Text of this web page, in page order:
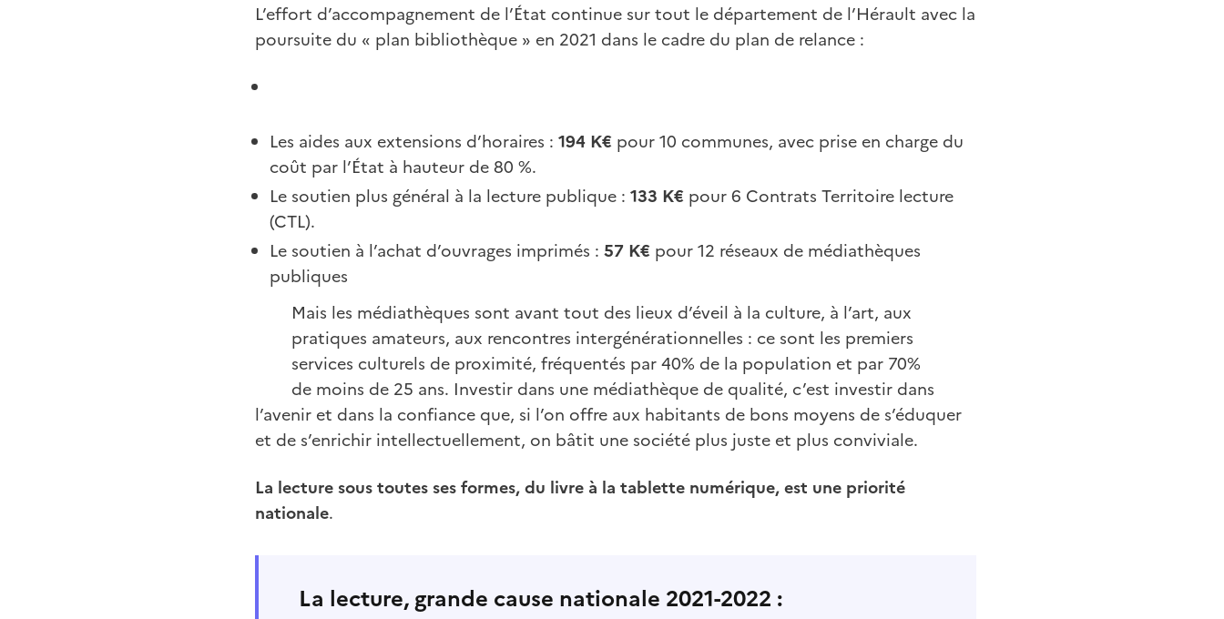
L’effort d’accompagnement de l’État continue sur tout le département de l’Hérault avec la
poursuite du « plan bibliothèque » en 2021 dans le cadre du plan de relance :
Les aides aux extensions d’horaires : 194 K€ pour 10 communes, avec prise en charge du
coût par l’État à hauteur de 80 %.
Le soutien plus général à la lecture publique : 133 K€ pour 6 Contrats Territoire lecture
(CTL).
Le soutien à l’achat d’ouvrages imprimés : 57 K€ pour 12 réseaux de médiathèques
publiques
Mais les médiathèques sont avant tout des lieux d’éveil à la culture, à l’art, aux
pratiques amateurs, aux rencontres intergénérationnelles : ce sont les premiers
services culturels de proximité, fréquentés par 40% de la population et par 70%
de moins de 25 ans. Investir dans une médiathèque de qualité, c’est investir dans
l’avenir et dans la confiance que, si l’on offre aux habitants de bons moyens de s’éduquer
et de s’enrichir intellectuellement, on bâtit une société plus juste et plus conviviale.
La lecture sous toutes ses formes, du livre à la tablette numérique, est une priorité
nationale.
La lecture, grande cause nationale 2021-2022 :